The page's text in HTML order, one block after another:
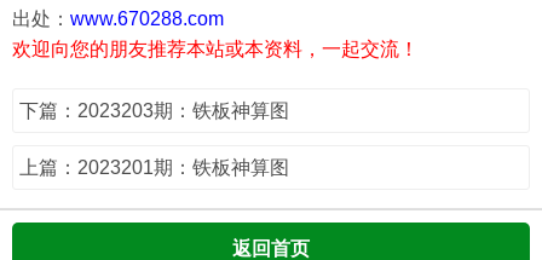
出处： www.670288.com
欢迎向您的朋友推荐本站或本资料，一起交流！
下篇：2023203期：铁板神算图
上篇：2023201期：铁板神算图
返回首页